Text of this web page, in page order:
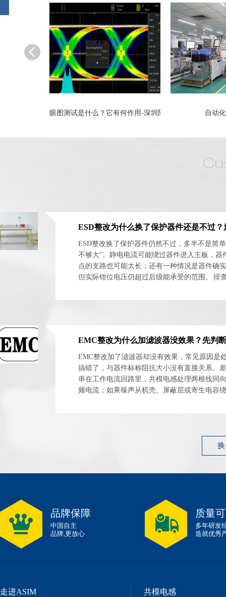
何作用-深圳阿赛姆 自动化包装线 机
ESD整改换了保护器件仍然不过，多半不是简
不够大”。静电电流可能绕过器件进入主板，器
点的支路也可能太长；还有一种情况是器件确
但实际钳位电压仍超过后级能承受的范围。 排
EMC整改加了滤波器却没有效果，常见原因是
搞错了，与器件标称阻抗大小没有直接关系。
串在工作电流回路里，共模电感处理两根线同
频电流；如果噪声从机壳、屏蔽层或寄生电容
品牌保障
中国自主
品牌,更放心
质量
多年研发
造就优秀
走进ASIM 共模电感